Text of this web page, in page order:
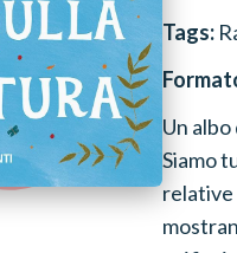
Tags:
Un
Siamo
relative